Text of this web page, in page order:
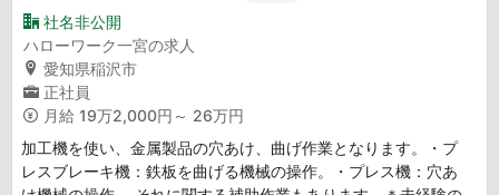
社名非公開
ハローワーク一宮の求人
愛知県稲沢市
正社員
月給 19万2,000円～ 26万円
加工機を使い、金属製品の穴あけ、曲げ作業となります。・プ
レスブレーキ機：鉄板を曲げる機械の操作。・プレス機：穴あ